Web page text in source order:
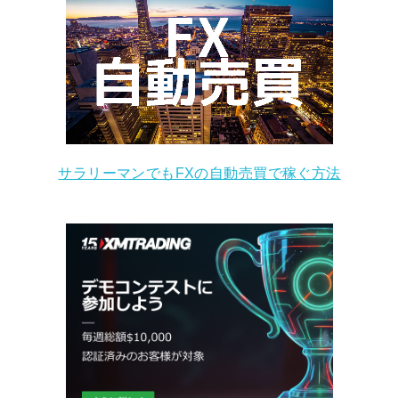
サラリーマンでもFXの自動売買で稼ぐ方法